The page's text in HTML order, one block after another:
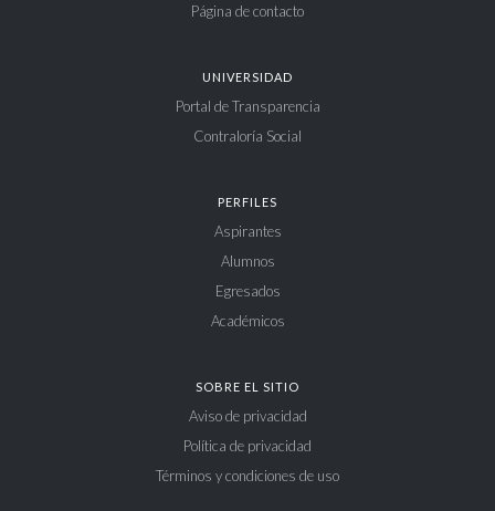
Página de contacto
UNIVERSIDAD
Portal de Transparencia
Contraloría Social
PERFILES
Aspirantes
Alumnos
Egresados
Académicos
SOBRE EL SITIO
Aviso de privacidad
Política de privacidad
Términos y condiciones de uso